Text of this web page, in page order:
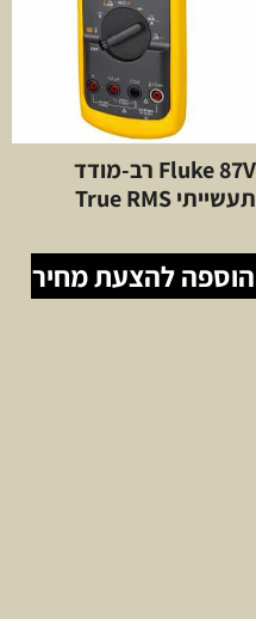
Fluke 87V רב-מודד
תעשייתי True RMS
הוספה להצעת מחיר